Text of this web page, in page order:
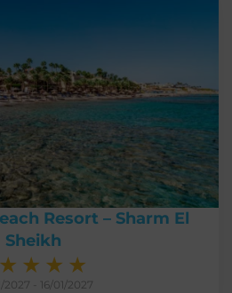
Resort – Sharm El
Sheikh
★ ★ ★ ★
2027 - 16/01/2027